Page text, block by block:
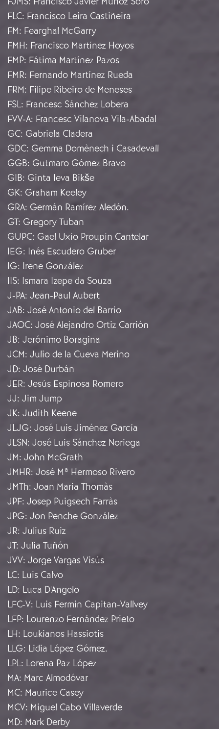
FLC: Francisco Leira Castiñeira
FM: Fearghal McGarry
FMH: Francisco Martínez Hoyos
FMP: Fátima Martínez Pazos
FMR: Fernando Martínez Rueda
FRM: Filipe Ribeiro de Meneses
FSL: Francesc Sánchez Lobera
FVV-A: Francesc Vilanova Vila-Abadal
GC: Gabriela Cladera
GDC: Gemma Domènech i Casadevall
GGB: Gutmaro Gómez Bravo
GIB: Ginta Ieva Bikše
GK: Graham Keeley
GRA: Germán Ramírez Aledón.
GT: Gregory Tuban
GUPC: Gael Uxío Proupín Cantelar
IEG: Inés Escudero Gruber
IG: Irene González
IIS: Ismara Izepe da Souza
J-PA: Jean-Paul Aubert
JAB: José Antonio del Barrio
JAOC: José Alejandro Ortiz Carrión
JB: Jerónimo Boragina
JCM: Julio de la Cueva Merino
JD: José Durbán
JER: Jesús Espìnosa Romero
JJ: Jim Jump
JK: Judith Keene
JLJG: José Luis Jiménez García
JLSN: José Luis Sánchez Noriega
JM: John McGrath
JMHR: José Mª Hermoso Rivero
JMTh: Joan Maria Thomàs
JPF: Josep Puigsech Farràs
JPG: Jon Penche González
JR: Julius Ruiz
JT: Julia Tuñón
JVV: Jorge Vargas Visús
LC: Luis Calvo
LD: Luca D'Angelo
LFC-V: Luis Fermin Capitan-Vallvey
LFP: Lourenzo Fernández Prieto
LH: Loukianos Hassiotis
LLG: Lidia López Gómez.
LPL: Lorena Paz López
MA: Marc Almodóvar
MC: Maurice Casey
MCV: Miguel Cabo Villaverde
MD: Mark Derby